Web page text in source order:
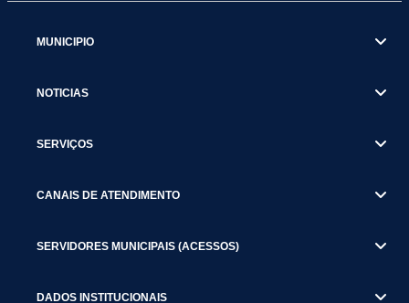
MUNICIPIO
NOTICIAS
SERVIÇOS
CANAIS DE ATENDIMENTO
SERVIDORES MUNICIPAIS (ACESSOS)
DADOS INSTITUCIONAIS